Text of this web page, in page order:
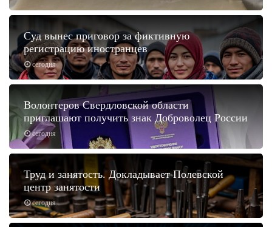
сегодня
Суд вынес приговор за фиктивную
регистрацию иностранцев
сегодня
Волонтеров Свердловской области
приглашают получить знак Доброволец России
сегодня
Труд и занятость. Докладывает Полевской
центр занятости